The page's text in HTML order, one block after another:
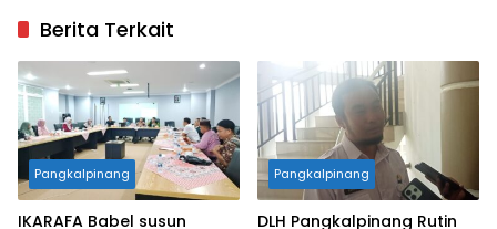
Berita Terkait
Pangkalpinang
IKARAFA Babel susun
Pangkalpinang
DLH Pangkalpinang Rutin